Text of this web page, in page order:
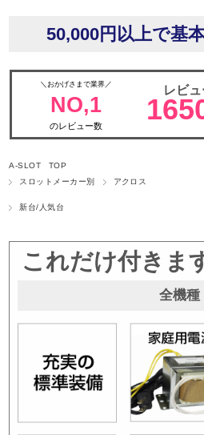
50,000円以上で基
＼おかげさまで業界／
NO,1
のレビュー数
レビ
A-SLOT TOP
スロットメーカー別
アクロス
新台/人気台
これだけ付きま
全機種